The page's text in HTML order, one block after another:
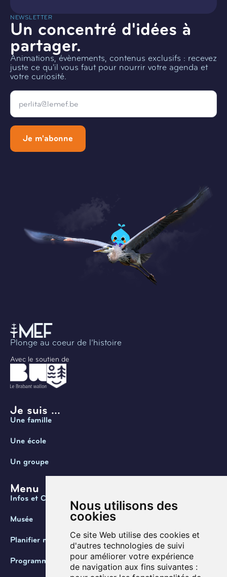
Nous utilisons des
cookies
Ce site Web utilise des cookies et
d'autres technologies de suivi
pour améliorer votre expérience
de navigation aux fins suivantes :
NEWSLETTER
Un concentré d'idées à
partager.
Animations, évènements, contenus exclusifs : recevez
juste ce qu'il vous faut pour nourrir votre agenda et
votre curiosité.
Email
Je m'abonne
Plonge au coeur de l’histoire
Avec le soutien de
Je suis ...
Une famille
Une école
Un groupe
Menu
Infos et Contact
Musée
Planifier ma visite
Programmation